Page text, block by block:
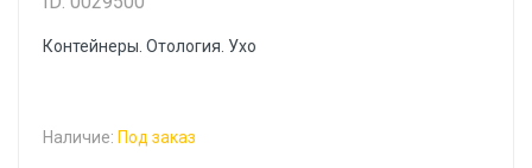
Контейнеры. Отология. Ухо
Наличие: Под заказ